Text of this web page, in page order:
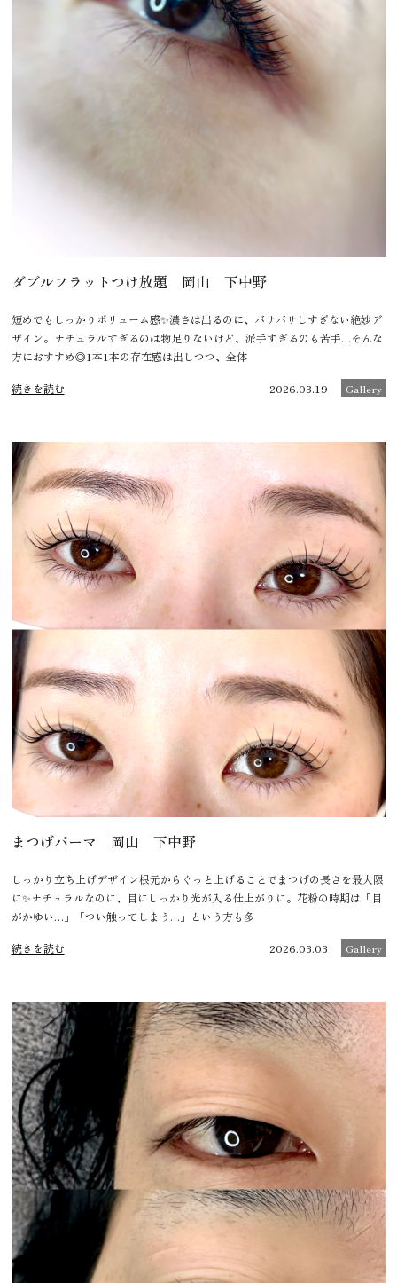
ダブルフラットつけ放題 岡山 下中野
短めでもしっかりボリューム感✨濃さは出るのに、バサバサしすぎない絶妙デ
ザイン。ナチュラルすぎるのは物足りないけど、派手すぎるのも苦手…そんな
方におすすめ◎1本1本の存在感は出しつつ、全体
続きを読む 2026.03.19 Gallery
まつげパーマ 岡山 下中野
しっかり立ち上げデザイン根元からぐっと上げることでまつげの長さを最大限
に✨ナチュラルなのに、目にしっかり光が入る仕上がりに。花粉の時期は「目
がかゆい…」「つい触ってしまう…」という方も多
続きを読む 2026.03.03 Gallery